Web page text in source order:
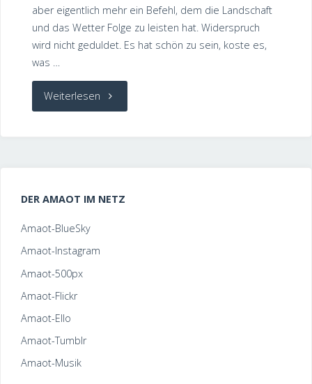
aber eigentlich mehr ein Befehl, dem die Landschaft
und das Wetter Folge zu leisten hat. Widerspruch
wird nicht geduldet. Es hat schön zu sein, koste es,
was …
Weiterlesen"Gedankentreiben:
DER AMAOT IM NETZ
Amaot-BlueSky
Amaot-Instagram
Amaot-500px
Amaot-Flickr
Amaot-Ello
Amaot-Tumblr
Amaot-Musik